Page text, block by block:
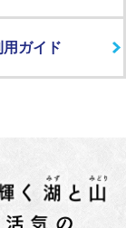
ガイド